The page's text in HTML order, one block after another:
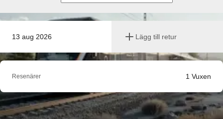
13 aug 2026 Lägg till retur
Resenärer 1 Vuxen